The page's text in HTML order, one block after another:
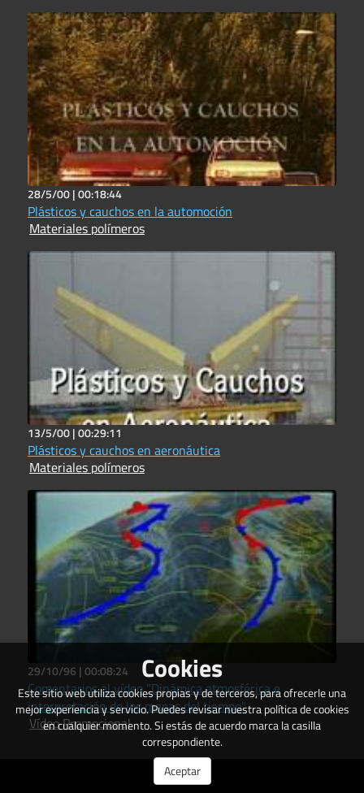
28/5/00 |00:18:44
Plásticos y cauchos en la automoción
Materiales polímeros
13/5/00 |00:29:11
Plásticos y cauchos en aeronáutica
Materiales polímeros
29/10/96 |00:08:24
Comentarios al vídeo "Dinámica atmosférica e
interpretación de los mapas del tiempo"
Vídeo Promocional
Cookies
Este sitio web utiliza cookies propias y de terceros, para ofrecerle una
mejor experiencia y servicio. Puedes revisar nuestra política de cookies
en cualquier momento. Si estás de acuerdo marca la casilla
correspondiente.
Aceptar